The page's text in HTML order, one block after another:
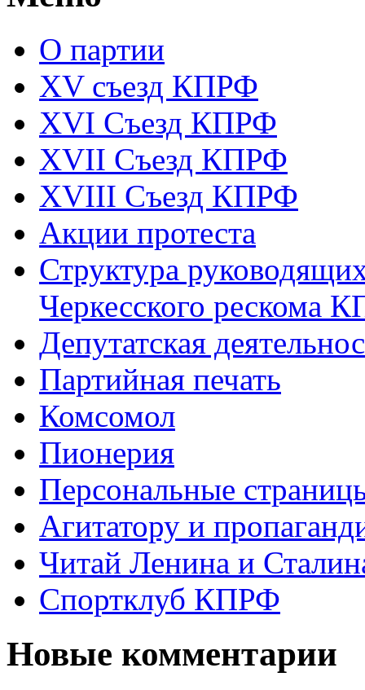
О партии
XV съезд КПРФ
XVI Съезд КПРФ
XVII Cъезд КПРФ
XVIII Cъезд КПРФ
Акции протеста
Структура
Черкесского рескома
Депутатская
Партийная печать
Комсомол
Пионерия
Персональные
Агитатору и
Читай Ленина и
Спортклуб КПРФ
Новые комментарии